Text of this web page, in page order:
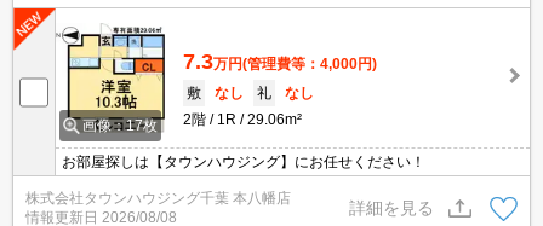
画像：17枚
7.3万円(管理費等：4,000円)
敷
なし 礼
なし
2階
1R 29.06m²
お部屋探しは【タウンハウジング】にお任せください！
株式会社タウンハウジング千葉 本八幡店
情報更新日 2026/08/08
詳細を見る